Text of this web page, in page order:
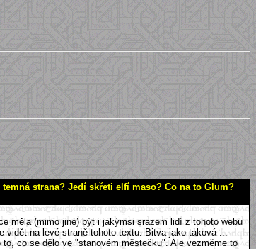
strana? Jedí skřeti elfí maso? Co na to Glum?
měla (mimo jiné) být i jakýmsi srazem lidí z tohoto webu
vidět na levé straně tohoto textu. Bitva jako taková ...
co se dělo ve "stanovém městečku". Ale vezměme to